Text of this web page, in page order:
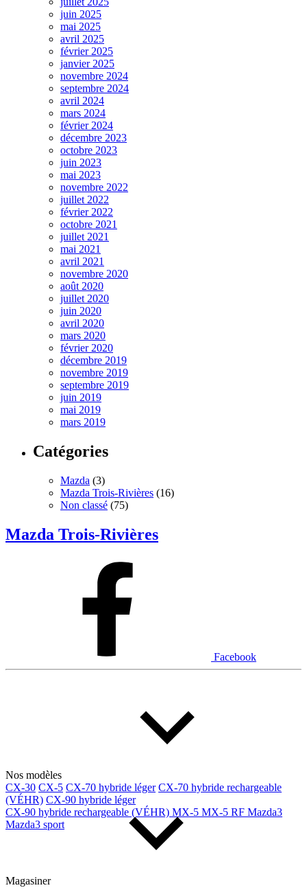
juin 2025
mai 2025
avril 2025
février 2025
janvier 2025
novembre 2024
septembre 2024
avril 2024
mars 2024
février 2024
décembre 2023
octobre 2023
juin 2023
mai 2023
novembre 2022
juillet 2022
février 2022
octobre 2021
juillet 2021
mai 2021
avril 2021
novembre 2020
août 2020
juillet 2020
juin 2020
avril 2020
mars 2020
février 2020
décembre 2019
novembre 2019
septembre 2019
juin 2019
mai 2019
mars 2019
Catégories
Mazda (3)
Mazda Trois-Rivières (16)
Non classé (75)
Mazda Trois-Rivières
Facebook
Nos modèles
CX-30 CX-5 CX-70 hybride léger CX-70 hybride rechargeable
(VÉHR) CX-90 hybride léger
CX-90 hybride rechargeable (VÉHR) MX-5 MX-5 RF Mazda3
Mazda3 sport
Magasiner